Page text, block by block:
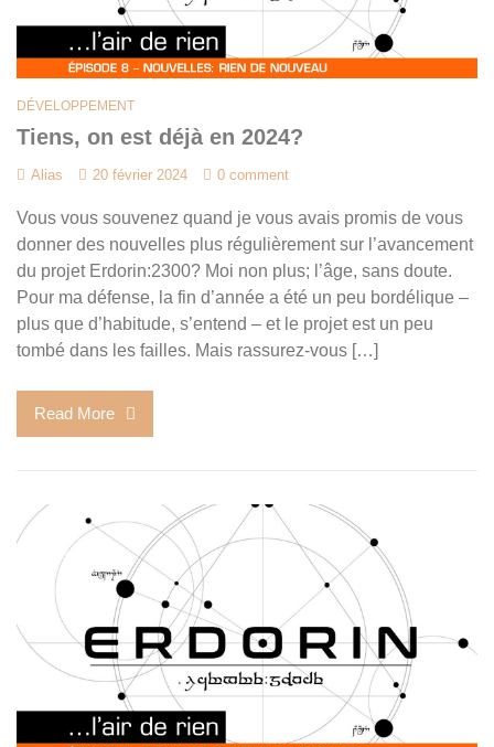
DÉVELOPPEMENT
Tiens, on est déjà en 2024?
Alias 20 février 2024 0 comment
Vous vous souvenez quand je vous avais promis de vous
donner des nouvelles plus régulièrement sur l’avancement
du projet Erdorin:2300? Moi non plus; l’âge, sans doute.
Pour ma défense, la fin d’année a été un peu bordélique –
plus que d’habitude, s’entend – et le projet est un peu
tombé dans les failles. Mais rassurez-vous […]
Read More